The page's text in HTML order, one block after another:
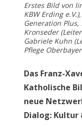
Erstes Bild von
KBW Erding
Generation Plus,
Kronseder
Gabriele Kuhn
Pflege
Das Franz-
Katholische
neue
Dialog: Kultur